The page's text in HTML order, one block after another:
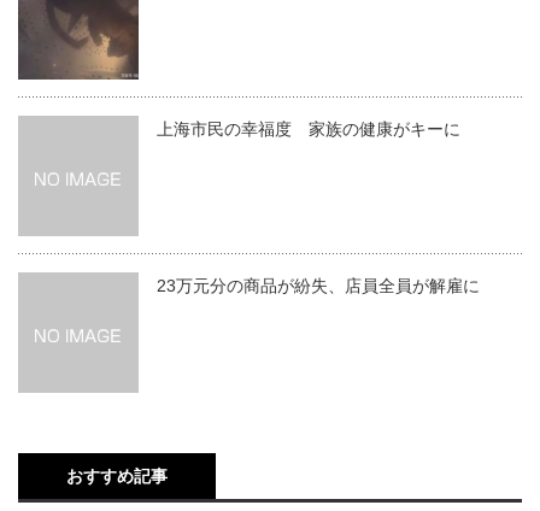
上海市民の幸福度 家族の健康がキーに
23万元分の商品が紛失、店員全員が解雇に
おすすめ記事